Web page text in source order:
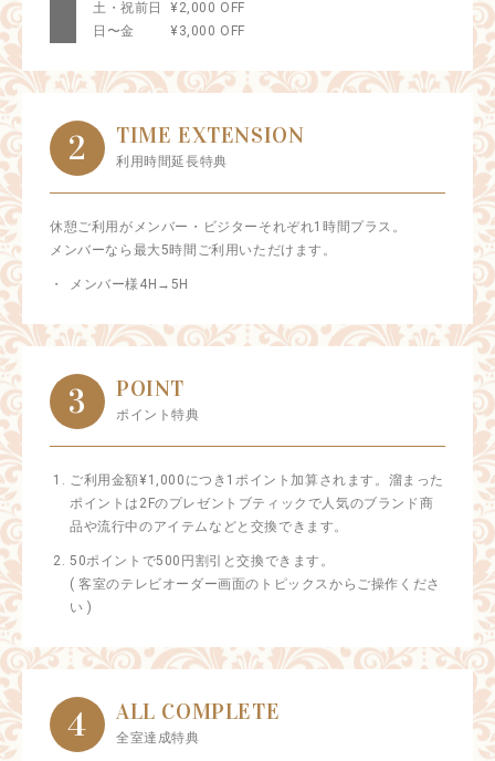
土・祝前日
¥2,000 OFF
日〜金
¥3,000 OFF
2 TIME EXTENSION
利用時間延長特典
休憩ご利用がメンバー・ビジターそれぞれ1時間プラス。
メンバーなら最大5時間ご利用いただけます。
メンバー様4H→5H
3 POINT
ポイント特典
ご利用金額¥1,000につき1ポイント加算されます。溜まった
ポイントは2Fのプレゼントブティックで人気のブランド商
品や流行中のアイテムなどと交換できます。
50ポイントで500円割引と交換できます。
( 客室のテレビオーダー画面のトピックスからご操作くださ
い )
4 ALL COMPLETE
全室達成特典